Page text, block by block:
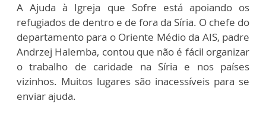
A Ajuda à Igreja que Sofre está apoiando os
refugiados de dentro e de fora da Síria. O chefe do
departamento para o Oriente Médio da AIS, padre
Andrzej Halemba, contou que não é fácil organizar
o trabalho de caridade na Síria e nos países
vizinhos. Muitos lugares são inacessíveis para se
enviar ajuda.